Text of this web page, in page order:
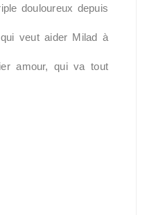
douloureux depuis
qui veut aider Milad à
amour, qui va tout